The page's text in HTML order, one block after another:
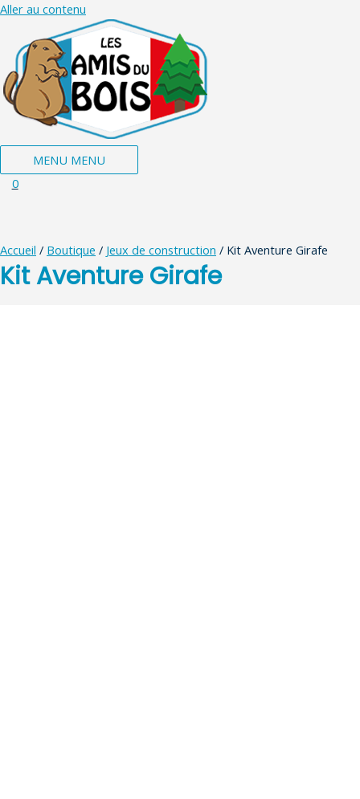
Aller au contenu
MENU MENU
0
Accueil / Boutique / Jeux de construction / Kit Aventure Girafe
Kit Aventure Girafe